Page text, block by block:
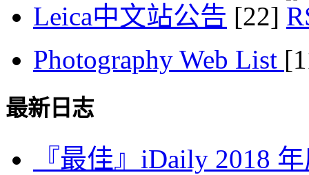
Leica中文站公告 [22]
Photography Web List
最新日志
『最佳』iDaily 2018